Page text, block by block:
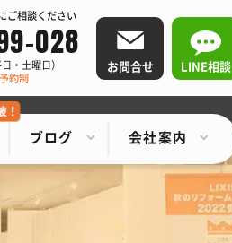
ご相談ください
028
・土曜日）
約制
お問合せ LINE相談
ブログ 会社案内